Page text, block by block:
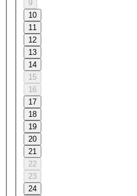
9
10
11
12
13
14
15
16
17
18
19
20
21
22
23
24